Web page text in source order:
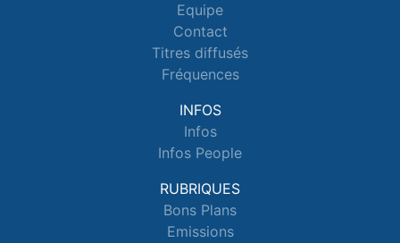
Equipe
Contact
Titres diffusés
Fréquences
INFOS
Infos
Infos People
RUBRIQUES
Bons Plans
Emissions